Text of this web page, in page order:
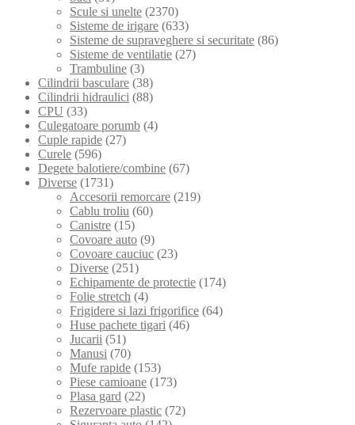
Scule si unelte (2370)
Sisteme de irigare (633)
Sisteme de supraveghere si securitate (86)
Sisteme de ventilatie (27)
Trambuline (3)
Cilindrii basculare (38)
Cilindrii hidraulici (88)
CPU (33)
Culegatoare porumb (4)
Cuple rapide (27)
Curele (596)
Degete balotiere/combine (67)
Diverse (1731)
Accesorii remorcare (219)
Cablu troliu (60)
Canistre (15)
Covoare auto (9)
Covoare cauciuc (23)
Diverse (251)
Echipamente de protectie (174)
Folie stretch (4)
Frigidere si lazi frigorifice (64)
Huse pachete tigari (46)
Jucarii (51)
Manusi (70)
Mufe rapide (153)
Piese camioane (173)
Plasa gard (22)
Rezervoare plastic (72)